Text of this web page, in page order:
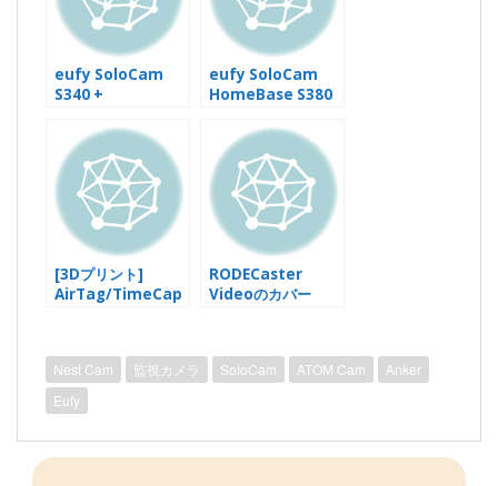
eufy SoloCam
S340 +
半月後レビュー
eufy SoloCam
HomeBase S380
も買い増し、ポール
マウントDIY
[3Dプリント]
AirTag/TimeCap
RODECaster
Videoのカバー
Nest Cam 監視カメラ SoloCam ATOM Cam
Anker
Eufy